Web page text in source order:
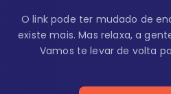
O link pode ter mudado de
existe mais. Mas relaxa, a
Vamos te levar de volta